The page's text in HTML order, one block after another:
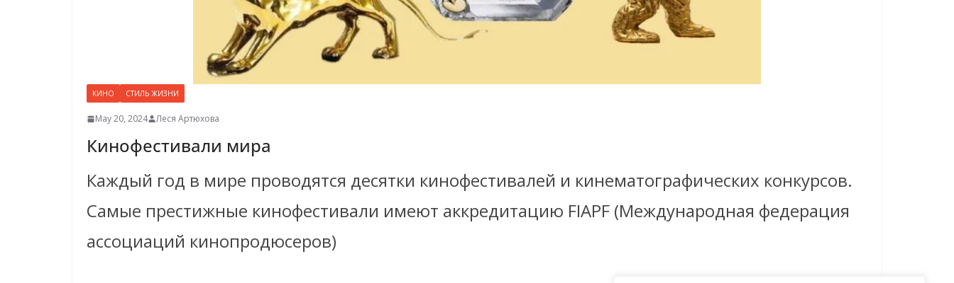
КИНО СТИЛЬ ЖИЗНИ
May 20, 2024 Леся Артюхова
Кинофестивали мира
Каждый год в мире проводятся десятки кинофестивалей и кинематографических конкурсов.
Самые престижные кинофестивали имеют аккредитацию FIAPF (Международная федерация
ассоциаций кинопродюсеров)